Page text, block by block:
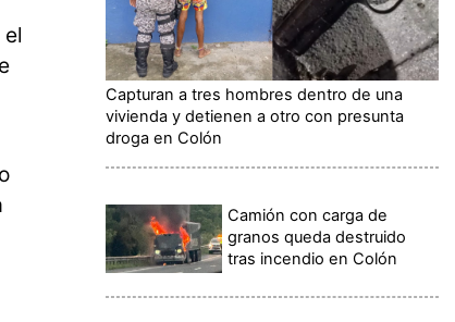
Capturan a tres hombres dentro de una
vivienda y detienen a otro con presunta
droga en Colón
Camión con carga de
granos queda destruido
tras incendio en Colón